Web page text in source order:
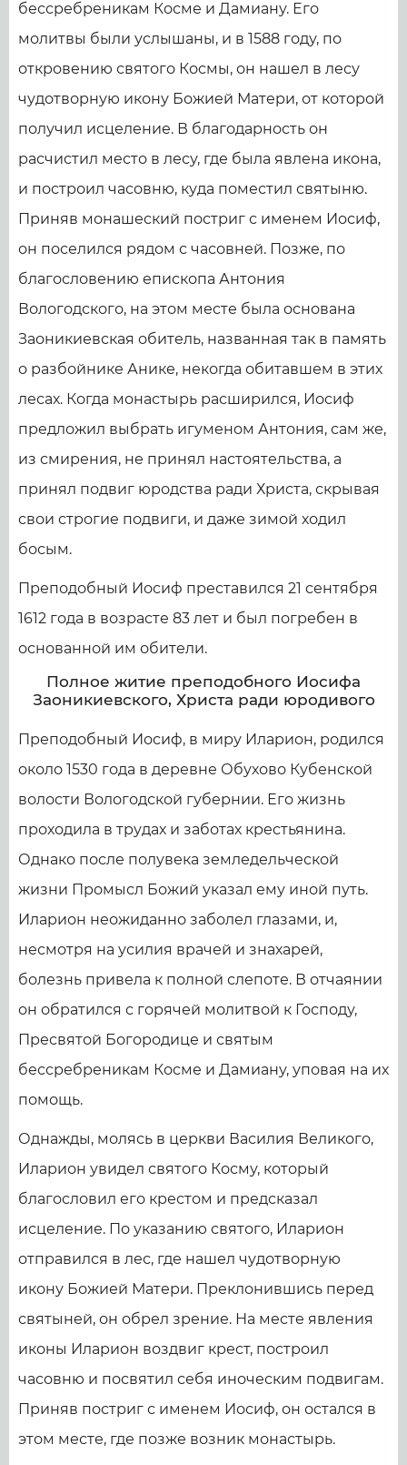
бессребреникам Косме и Дамиану. Его
молитвы были услышаны, и в 1588 году, по
откровению святого Космы, он нашел в лесу
чудотворную икону Божией Матери, от которой
получил исцеление. В благодарность он
расчистил место в лесу, где была явлена икона,
и построил часовню, куда поместил святыню.
Приняв монашеский постриг с именем Иосиф,
он поселился рядом с часовней. Позже, по
благословению епископа Антония
Вологодского, на этом месте была основана
Заоникиевская обитель, названная так в память
о разбойнике Анике, некогда обитавшем в этих
лесах. Когда монастырь расширился, Иосиф
предложил выбрать игуменом Антония, сам же,
из смирения, не принял настоятельства, а
принял подвиг юродства ради Христа, скрывая
свои строгие подвиги, и даже зимой ходил
босым.
Преподобный Иосиф преставился 21 сентября
1612 года в возрасте 83 лет и был погребен в
основанной им обители.
Полное житие преподобного Иосифа
Заоникиевского, Христа ради юродивого
Преподобный Иосиф, в миру Иларион, родился
около 1530 года в деревне Обухово Кубенской
волости Вологодской губернии. Его жизнь
проходила в трудах и заботах крестьянина.
Однако после полувека земледельческой
жизни Промысл Божий указал ему иной путь.
Иларион неожиданно заболел глазами, и,
несмотря на усилия врачей и знахарей,
болезнь привела к полной слепоте. В отчаянии
он обратился с горячей молитвой к Господу,
Пресвятой Богородице и святым
бессребреникам Косме и Дамиану, уповая на их
помощь.
Однажды, молясь в церкви Василия Великого,
Иларион увидел святого Косму, который
благословил его крестом и предсказал
исцеление. По указанию святого, Иларион
отправился в лес, где нашел чудотворную
икону Божией Матери. Преклонившись перед
святыней, он обрел зрение. На месте явления
иконы Иларион воздвиг крест, построил
часовню и посвятил себя иноческим подвигам.
Приняв постриг с именем Иосиф, он остался в
этом месте, где позже возник монастырь.